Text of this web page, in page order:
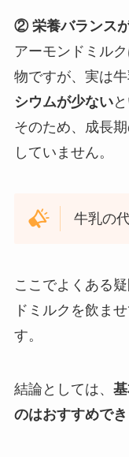
② 栄養バランス
アーモンドミル
物ですが、実は
シウムが少ない
そのため、成長
していません。
牛乳の
ここでよくある
ドミルクを飲ま
す。
結論としては、
のはおすすめでき